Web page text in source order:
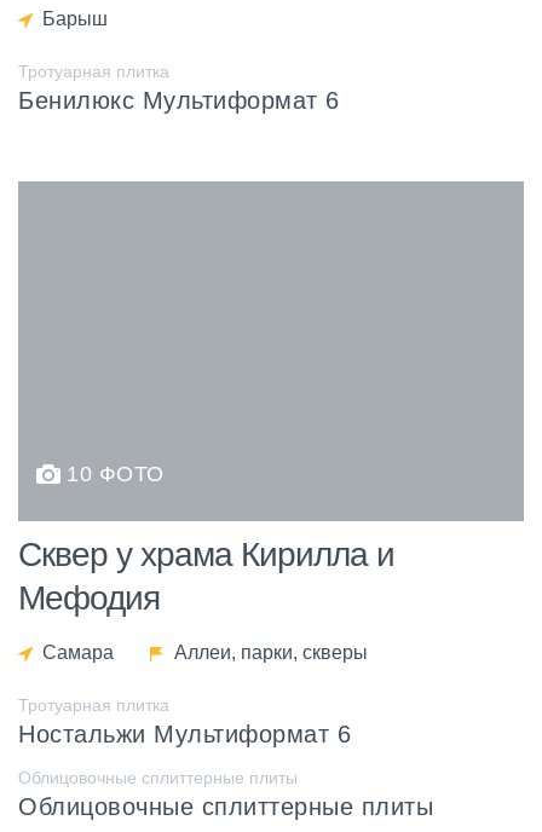
Барыш
Тротуарная плитка
Бенилюкс Мультиформат 6
10 ФОТО
Сквер у храма Кирилла и
Мефодия
Самара Аллеи, парки, скверы
Тротуарная плитка
Ностальжи Мультиформат 6
Облицовочные сплиттерные плиты
Облицовочные сплиттерные плиты